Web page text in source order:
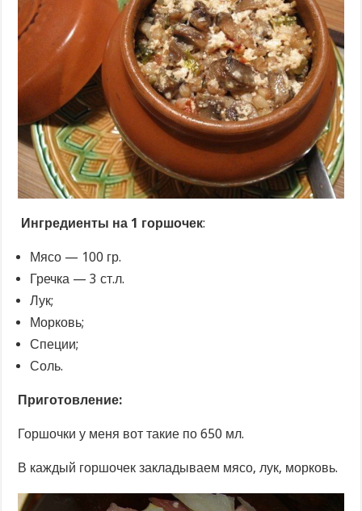
Ингредиенты на 1 горшочек:
Мясо — 100 гр.
Гречка — 3 ст.л.
Лук;
Морковь;
Специи;
Соль.
Приготовление:
Горшочки у меня вот такие по 650 мл.
В каждый горшочек закладываем мясо, лук, морковь.